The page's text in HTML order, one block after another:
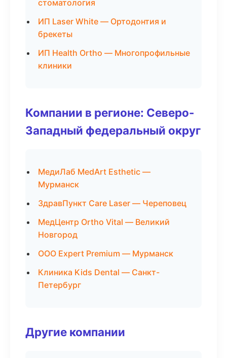
стоматология
ИП Laser White — Ортодонтия и
брекеты
ИП Health Ortho — Многопрофильные
клиники
Компании в регионе: Северо-
Западный федеральный округ
МедиЛаб MedArt Esthetic —
Мурманск
ЗдравПункт Care Laser — Череповец
МедЦентр Ortho Vital — Великий
Новгород
ООО Expert Premium — Мурманск
Клиника Kids Dental — Санкт-
Петербург
Другие компании